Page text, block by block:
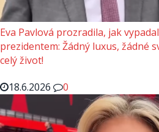
Eva Pavlová prozradila, jak
prezidentem: Žádný luxus, žádné
celý život!
18.6.2026
0